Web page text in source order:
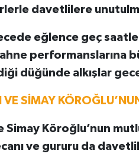
davetlilere
eğlence geç
performanslarına
düğünde alkışlar
VE SİMAY
Simay Köroğlu’nun
ve gururu da